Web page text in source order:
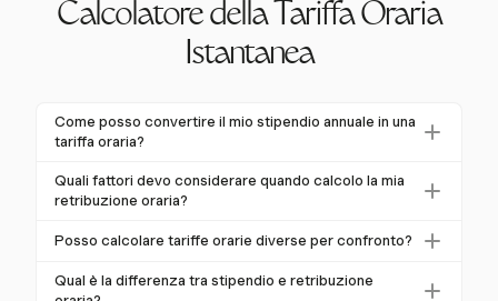
Calcolatore della Tariffa Oraria
Istantanea
Come posso convertire il mio stipendio annuale in una
tariffa oraria?
Per convertire il tuo stipendio annuale in una tariffa
oraria, dividi il tuo stipendio per il numero totale di ore
40 ore, questo è circa 2.080 ore annuali. Ad esempio,
uno stipendio annuale di $52.000 corrisponde a una
tariffa oraria di circa $25.
Quali fattori devo considerare quando calcolo la mia
retribuzione oraria?
Considera le tue ore lavorative settimanali, eventuali
retribuzione oraria. Questi elementi possono
Posso calcolare tariffe orarie diverse per confronto?
Sì, utilizzando strumenti come Harvest, puoi tracciare
Qual è la differenza tra stipendio e retribuzione